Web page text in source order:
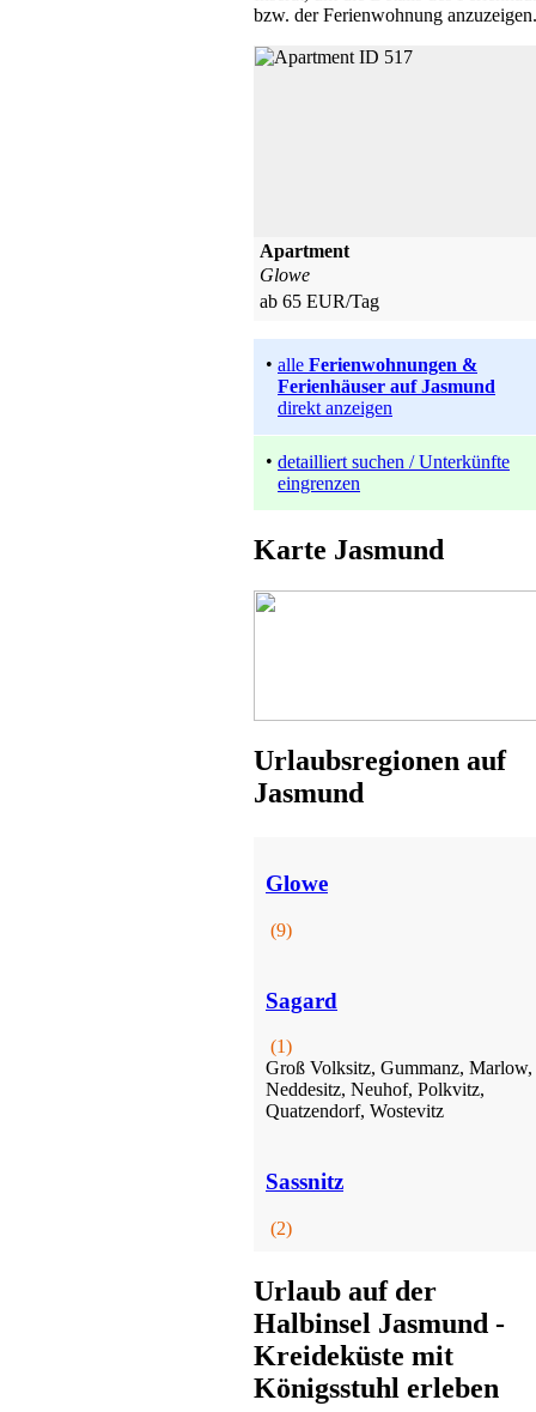
bzw. der Ferienwohnung anzuzeigen.
Apartment
Glowe
ab 65 EUR/Tag
Sassnitz
Bungalow
Glowe
Hotel
Glowe
• alle Ferienwohnungen &
Ferienhäuser auf Jasmund
direkt anzeigen
• detailliert suchen / Unterkünfte
eingrenzen
Karte Jasmund
Urlaubsregionen auf
Jasmund
Glowe
(9)
Sagard
(1)
Groß Volksitz, Gummanz, Marlow,
Neddesitz, Neuhof, Polkvitz,
Quatzendorf, Wostevitz
Sassnitz
(2)
Urlaub auf der
Halbinsel Jasmund -
Kreideküste mit
Königsstuhl erleben